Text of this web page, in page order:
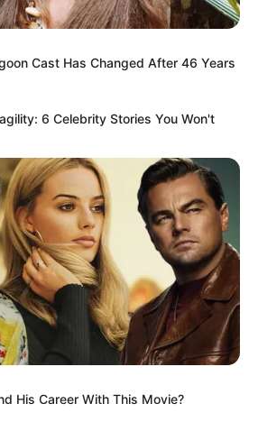
Ειδήσεις από την Ελλάδα και
Cast Has Changed After 46 Years
6 Celebrity Stories You Won't
His Career With This Movie?